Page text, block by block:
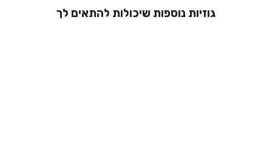
גוזיות נוספות שיכולות להתאים לך